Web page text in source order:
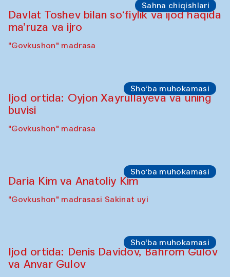
Sahna chiqishlari
Davlat Toshev bilan so‘fiylik va ijod haqida
ma’ruza va ijro
"Govkushon" madrasa
Sho‘ba muhokamasi
Ijod ortida: Oyjon Xayrullayeva va uning
buvisi
"Govkushon" madrasa
Sho‘ba muhokamasi
Daria Kim va Anatoliy Kim
"Govkushon" madrasasi Sakinat uyi
Sho‘ba muhokamasi
Ijod ortida: Denis Davidov, Bahrom Gulov
va Anvar Gulov